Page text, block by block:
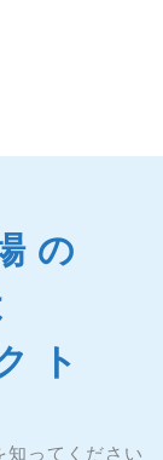
の
ト
知ってください